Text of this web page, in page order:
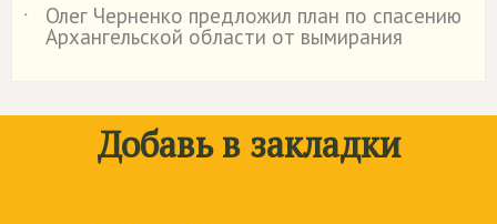
˙
Олег Черненко предложил план по спасению
Архангельской области от вымирания
Добавь в закладки